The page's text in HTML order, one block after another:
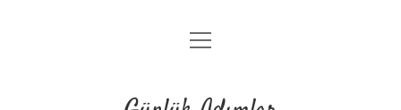
Anasayfa
menüyü